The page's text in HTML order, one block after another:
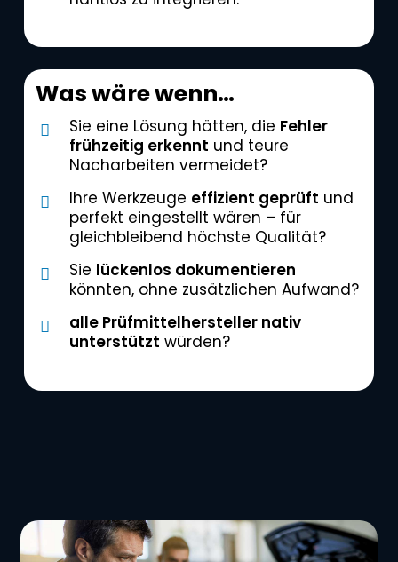
Was wäre wenn…
Sie eine Lösung hätten, die Fehler
frühzeitig erkennt und teure
Nacharbeiten vermeidet?
Ihre Werkzeuge effizient geprüft und
perfekt eingestellt wären – für
gleichbleibend höchste Qualität?
Sie lückenlos dokumentieren
könnten, ohne zusätzlichen Aufwand?
alle Prüfmittelhersteller nativ
unterstützt würden?